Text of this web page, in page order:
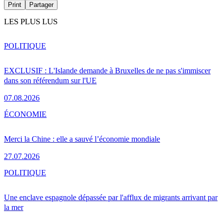
Print Partager
LES PLUS LUS
EXCLUSIF : L'Islande demande à Bruxelles de ne pas s'immiscer
dans son référendum sur l'UE
07.08.2026
POLITIQUE
Merci la Chine : elle a sauvé l’économie mondiale
27.07.2026
ÉCONOMIE
Une enclave espagnole dépassée par l'afflux de migrants arrivant par
la mer
POLITIQUE